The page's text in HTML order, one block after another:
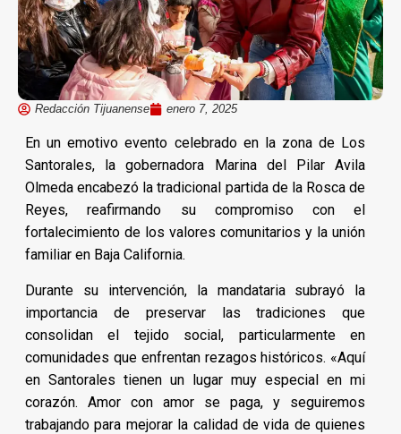
Redacción Tijuanense enero 7, 2025
En un emotivo evento celebrado en la zona de Los
Santorales, la gobernadora Marina del Pilar Avila
Olmeda encabezó la tradicional partida de la Rosca de
Reyes, reafirmando su compromiso con el
fortalecimiento de los valores comunitarios y la unión
familiar en Baja California.
Durante su intervención, la mandataria subrayó la
importancia de preservar las tradiciones que
consolidan el tejido social, particularmente en
comunidades que enfrentan rezagos históricos. «Aquí
en Santorales tienen un lugar muy especial en mi
corazón. Amor con amor se paga, y seguiremos
trabajando para mejorar la calidad de vida de quienes